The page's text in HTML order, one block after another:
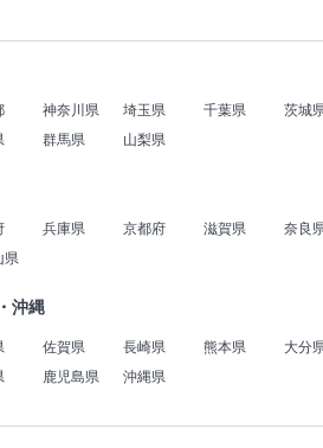
神奈川県 埼玉県 千葉県
茨城
群馬県 山梨県
兵庫県 京都府 滋賀県
奈良
県
沖縄
佐賀県 長崎県 熊本県
大分
鹿児島県 沖縄県